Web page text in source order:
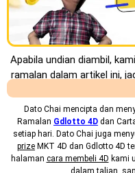
Apabila undian diambil,
ramalan dalam artikel ini,
Dato Chai mencipta dan
Ramalan Gdlotto 4D dan
setiap hari. Dato Chai juga
prize MKT 4D dan Gdlotto 4D
halaman cara membeli 4D kami
dalam talian,